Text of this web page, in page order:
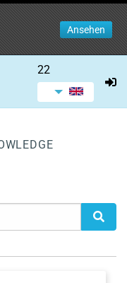
Ansehen
22